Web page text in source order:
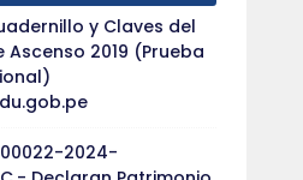
y Claves del
Ascenso 2019 (Prueba
2024-